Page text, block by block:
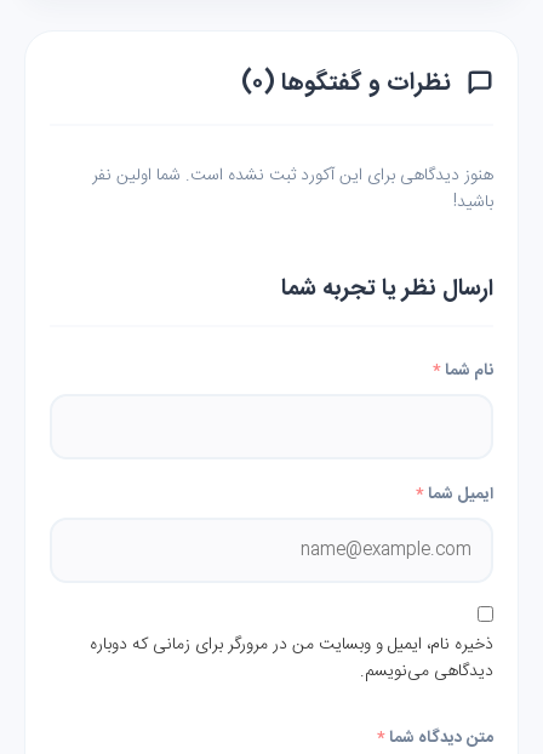
نظرات و گفتگوها (۰)
هنوز دیدگاهی برای این آکورد ثبت نشده است. شما اولین نفر
باشید!
ارسال نظر یا تجربه شما
نام شما*
ایمیل شما*
ذخیره نام، ایمیل و وبسایت من در مرورگر برای زمانی که دوباره
دیدگاهی می‌نویسم.
متن دیدگاه شما*